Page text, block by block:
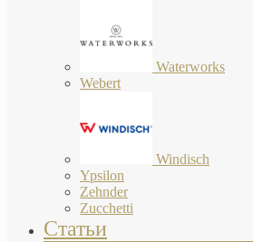
Waterworks
Webert
Windisch
Ypsilon
Zehnder
Zucchetti
Статьи